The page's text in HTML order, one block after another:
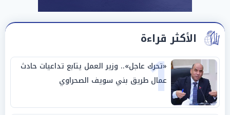
الأكثر قراءة
1
«تحرك عاجل».. وزير العمل يتابع تداعيات حادث
عمال طريق بني سويف الصحراوي